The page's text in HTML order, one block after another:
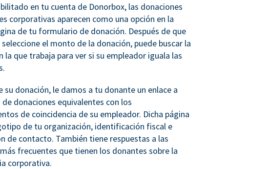
en tu cuenta de Donorbox, las donaciones
corporativas aparecen como una opción en la
de tu formulario de donación. Después de que
el monto de la donación, puede buscar la
la que trabaja para ver si su empleador iguala las
su donación, le damos a tu donante un enlace a
de donaciones equivalentes con los
de coincidencia de su empleador. Dicha página
de tu organización, identificación fiscal e
de contacto. También tiene respuestas a las
frecuentes que tienen los donantes sobre la
corporativa.